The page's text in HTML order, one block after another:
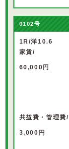
0102号
1R/洋10.6
家賃/
60,000円
共益費・管理費/
3,000円